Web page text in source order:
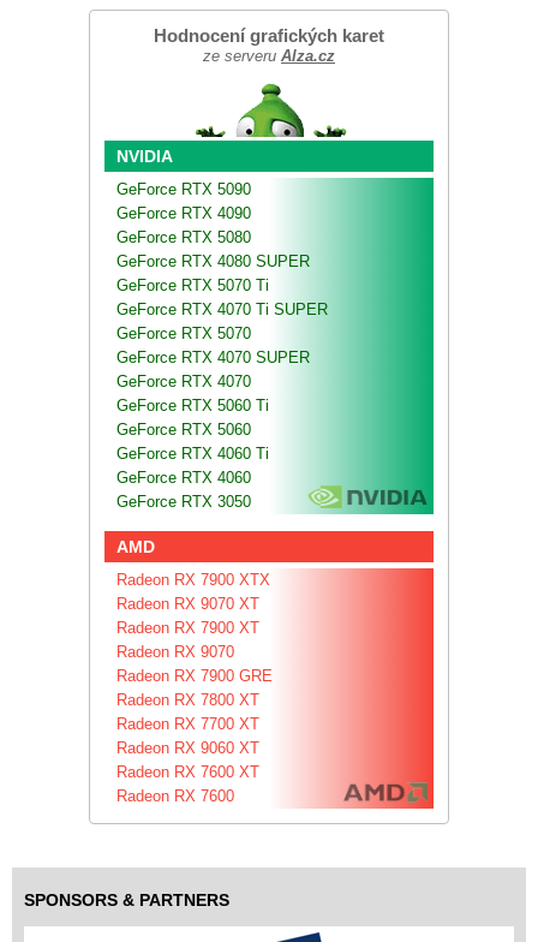
Hodnocení grafických karet
ze serveru Alza.cz
NVIDIA
GeForce RTX 5090
GeForce RTX 4090
GeForce RTX 5080
GeForce RTX 4080 SUPER
GeForce RTX 5070 Ti
GeForce RTX 4070 Ti SUPER
GeForce RTX 5070
GeForce RTX 4070 SUPER
GeForce RTX 4070
GeForce RTX 5060 Ti
GeForce RTX 5060
GeForce RTX 4060 Ti
GeForce RTX 4060
GeForce RTX 3050
AMD
Radeon RX 7900 XTX
Radeon RX 9070 XT
Radeon RX 7900 XT
Radeon RX 9070
Radeon RX 7900 GRE
Radeon RX 7800 XT
Radeon RX 7700 XT
Radeon RX 9060 XT
Radeon RX 7600 XT
Radeon RX 7600
SPONSORS & PARTNERS